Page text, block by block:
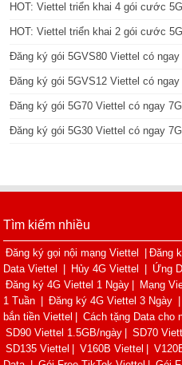
HOT: Viettel triển khai 4 gói cước
HOT: Viettel triển khai 2 gói cước
Đăng ký gói 5GVS80 Viettel có
Đăng ký gói 5GVS12 Viettel có
Đăng ký gói 5G70 Viettel có ngay
Đăng ký gói 5G30 Viettel có ngay
Tìm kiếm nhiều
Đăng ký gọi nội mạng Viettel Đăng
Data Viettel
Hủy 4G Viettel Ứng
Đăng ký 4G Viettel 1 Ngày
Mạng
1 Tuần
Đăng ký 4G Viettel 3 Ngày
bắn tiền Viettel
Cách tặng Data cho
SD90 Viettel 1.5GB/ngày
SD70
SD135 Viettel
V160B Viettel